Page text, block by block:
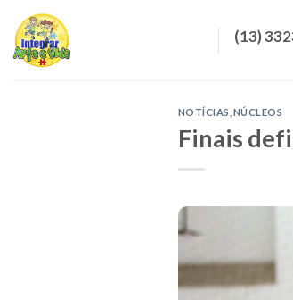
content
(13)
NOTÍCIAS NÚCLEOS
Finais